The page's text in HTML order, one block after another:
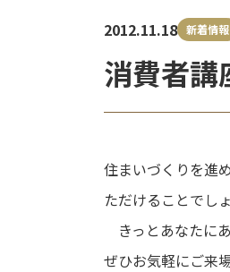
消費者講
2012.11.18 新着情報
住まいづくりを進
ただけることでしょ
きっとあなたに
ぜひお気軽にご来